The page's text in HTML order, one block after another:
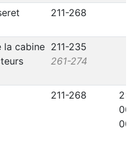
211-268
la cabine 211-235
261-274
211-268
001